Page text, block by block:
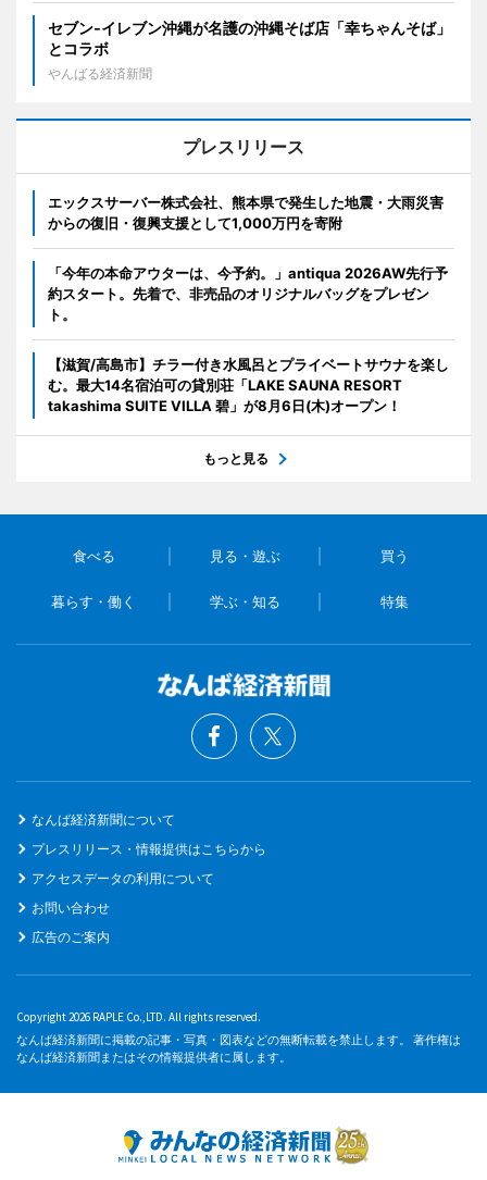
セブン‐イレブン沖縄が名護の沖縄そば店「幸ちゃんそば」
とコラボ
やんばる経済新聞
プレスリリース
エックスサーバー株式会社、熊本県で発生した地震・大雨災害
からの復旧・復興支援として1,000万円を寄附
「今年の本命アウターは、今予約。」antiqua 2026AW先行予
約スタート。先着で、非売品のオリジナルバッグをプレゼン
ト。
【滋賀/高島市】チラー付き水風呂とプライベートサウナを楽し
む。最大14名宿泊可の貸別荘「LAKE SAUNA RESORT
takashima SUITE VILLA 碧」が8月6日(木)オープン！
もっと見る
食べる 見る・遊ぶ 買う
暮らす・働く 学ぶ・知る 特集
なんば経済新聞について
プレスリリース・情報提供はこちらから
アクセスデータの利用について
お問い合わせ
広告のご案内
Copyright 2026 RAPLE Co.,LTD. All rights reserved.
なんば経済新聞に掲載の記事・写真・図表などの無断転載を禁止します。 著作権は
なんば経済新聞またはその情報提供者に属します。